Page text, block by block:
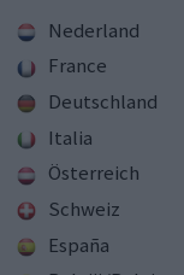
Nederland
France
Deutschland
Italia
Österreich
Schweiz
España